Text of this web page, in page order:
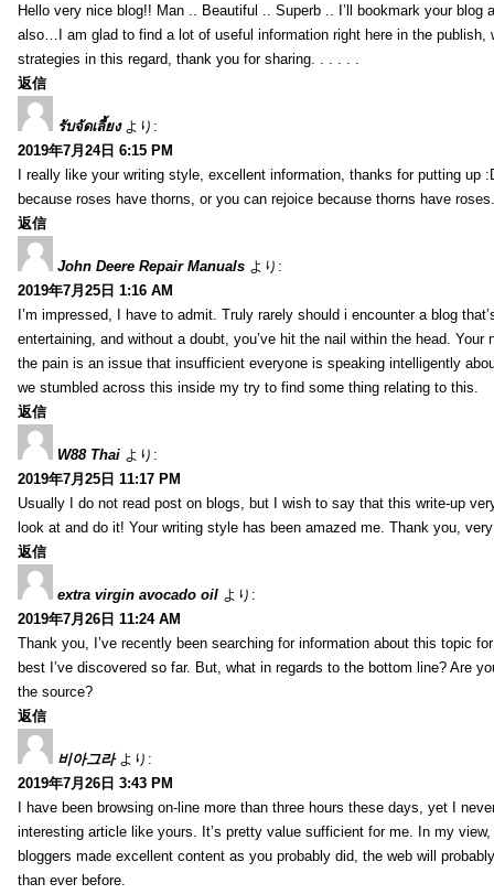
Hello very nice blog!! Man .. Beautiful .. Superb .. I’ll bookmark your blog
also…I am glad to find a lot of useful information right here in the publish,
strategies in this regard, thank you for sharing. . . . . .
返信
รับจัดเลี้ยง より:
2019年7月24日 6:15 PM
I really like your writing style, excellent information, thanks for putting up
because roses have thorns, or you can rejoice because thorns have
返信
John Deere Repair Manuals より:
2019年7月25日 1:16 AM
I’m impressed, I have to admit. Truly rarely should i encounter a blog
entertaining, and without a doubt, you’ve hit the nail within the head. Your
the pain is an issue that insufficient everyone is speaking intelligently
we stumbled across this inside my try to find some thing relating to this.
返信
W88 Thai より:
2019年7月25日 11:17 PM
Usually I do not read post on blogs, but I wish to say that this write-up
look at and do it! Your writing style has been amazed me. Thank you,
返信
extra virgin avocado oil より:
2019年7月26日 11:24 AM
Thank you, I’ve recently been searching for information about this topic
best I’ve discovered so far. But, what in regards to the bottom line? Are
the source?
返信
비아그라 より:
2019年7月26日 3:43 PM
I have been browsing on-line more than three hours these days, yet I
interesting article like yours. It’s pretty value sufficient for me. In my
bloggers made excellent content as you probably did, the web will
than ever before.